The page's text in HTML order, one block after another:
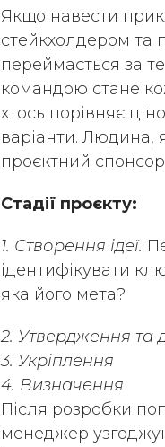
Якщо навести
стейкхолдером
переймається за
командою стане
хтось порівняє
варіанти. Людина,
проєктний
Стадії проєкту:
1. Створення ідеї.
ідентифікувати
яка його мета?
2. Утвердження та
3. Укріплення
4. Визначення
Після розробки
менеджер